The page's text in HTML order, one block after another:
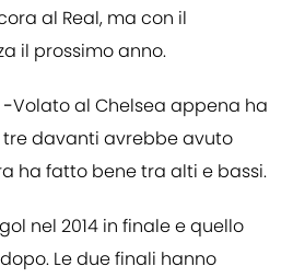
al Real, ma con il
il prossimo anno.
-Volato al Chelsea appena ha
davanti avrebbe avuto
ha fatto bene tra alti e bassi.
nel 2014 in finale e quello
Le due finali hanno